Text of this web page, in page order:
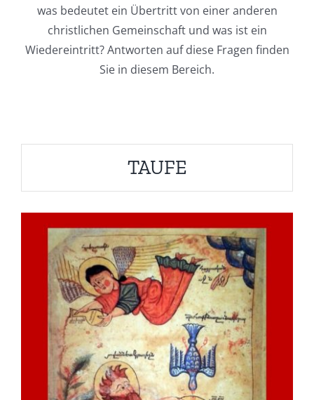
was bedeutet ein Übertritt von einer anderen
christlichen Gemeinschaft und was ist ein
Wiedereintritt? Antworten auf diese Fragen finden
Sie in diesem Bereich.
TAUFE